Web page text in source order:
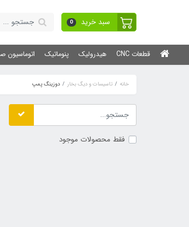
سبد خرید 0
قطعات CNC هیدرولیک پنوماتیک اتوماسیون
خانه تاسیسات و دیگ بخار دوزینگ پمپ
فقط محصولات موجود